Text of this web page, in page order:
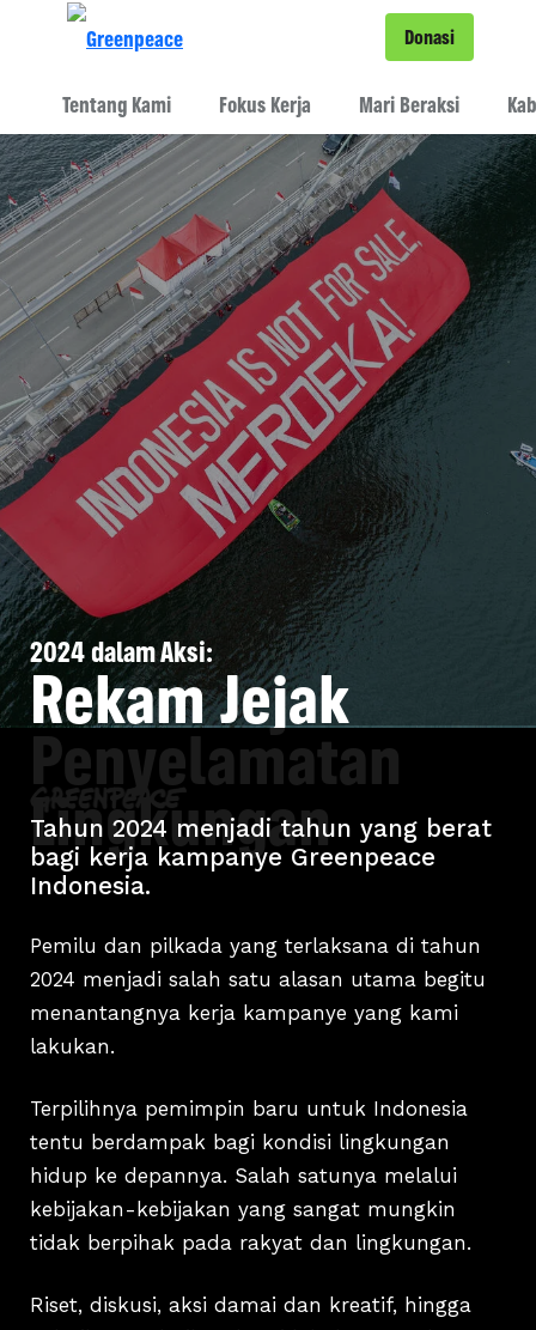
Donasi
Tentang Kami Fokus Kerja Mari Beraksi
2024 dalam Aksi:
Rekam Jejak
Penyelamatan
Lingkungan
Tahun 2024 menjadi tahun yang berat
bagi kerja kampanye Greenpeace
Indonesia.
Pemilu dan pilkada yang terlaksana di tahun
2024 menjadi salah satu alasan utama begitu
menantangnya kerja kampanye yang kami
lakukan.
Terpilihnya pemimpin baru untuk Indonesia
tentu berdampak bagi kondisi lingkungan
hidup ke depannya. Salah satunya melalui
kebijakan-kebijakan yang sangat mungkin
tidak berpihak pada rakyat dan lingkungan.
Riset, diskusi, aksi damai dan kreatif, hingga